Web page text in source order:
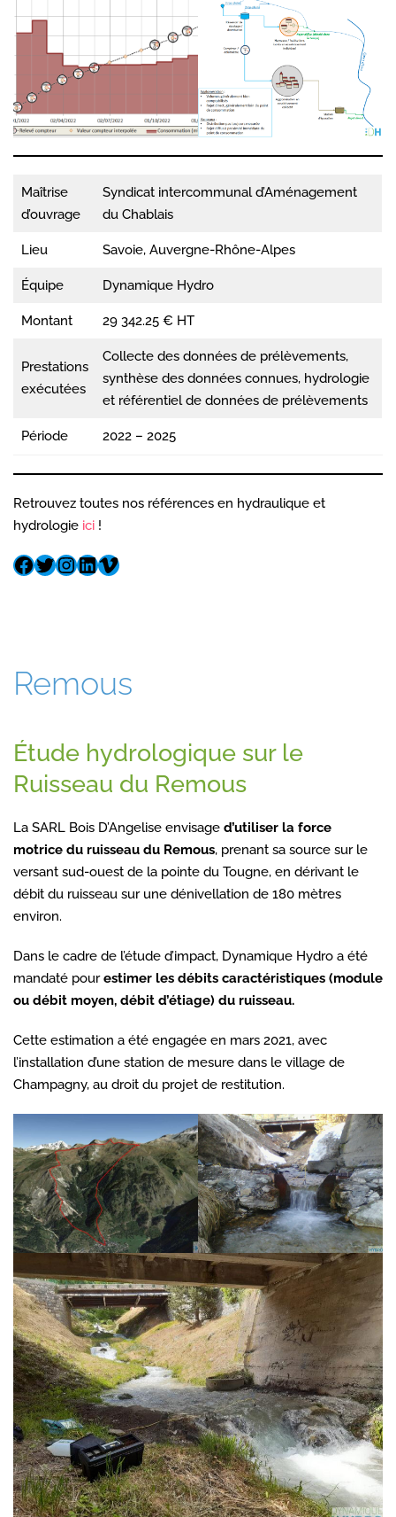
Maîtrise
d’ouvrage
Syndicat intercommunal d’Aménagement
du Chablais
Lieu Savoie, Auvergne-Rhône-Alpes
Équipe Dynamique Hydro
Montant 29 342.25 € HT
Prestations
exécutées
Collecte des données de prélèvements,
synthèse des données connues, hydrologie
et référentiel de données de prélèvements
Période 2022 – 2025
Retrouvez toutes nos références en hydraulique et
hydrologie ici !
Remous
Étude hydrologique sur le
Ruisseau du Remous
La SARL Bois D’Angelise envisage d’utiliser la force
motrice du ruisseau du Remous, prenant sa source sur le
versant sud-ouest de la pointe du Tougne, en dérivant le
débit du ruisseau sur une dénivellation de 180 mètres
environ.
Dans le cadre de l’étude d’impact, Dynamique Hydro a été
mandaté pourestimer les débits caractéristiques (module
ou débit moyen, débit d’étiage) du ruisseau.
Cette estimation a été engagée en mars 2021, avec
l’installation d’une station de mesure dans le village de
Champagny, au droit du projet de restitution.